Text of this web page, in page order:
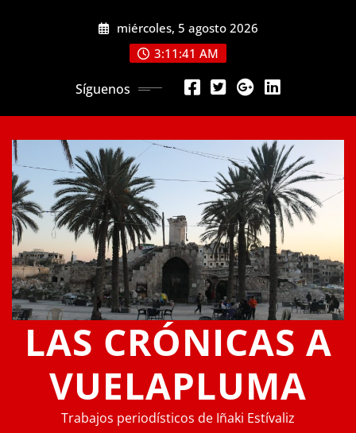
miércoles, 5 agosto 2026
3:11:41 AM
Síguenos
LAS CRÓNICAS A
VUELAPLUMA
Trabajos periodísticos de Iñaki Estívaliz